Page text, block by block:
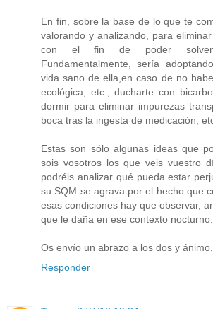
En fin, sobre la base de lo que te
valorando y analizando, para
con el fin de poder
Fundamentalmente, sería
vida sano de ella,en caso de no
ecológica, etc., ducharte con
dormir para eliminar impurezas
boca tras la ingesta de medicación,
Estas son sólo algunas ideas que
sois vosotros los que veis vuestro
podréis analizar qué pueda estar
su SQM se agrava por el hecho que
esas condiciones hay que observar,
que le daña en ese contexto nocturno.
Os envío un abrazo a los dos y ánimo,
Responder